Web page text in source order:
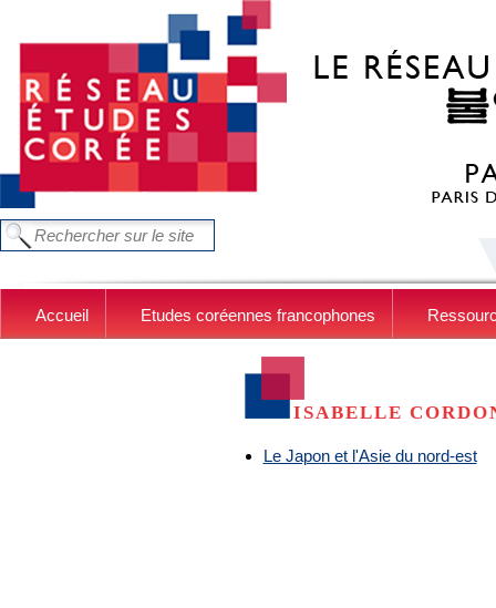
Aller au contenu principal
FORMULAIRE DE RECHERCHE
Chercher dans ce site
Accueil Etudes coréennes francophones
ISABELLE
Le Japon et l'Asie du nord-est